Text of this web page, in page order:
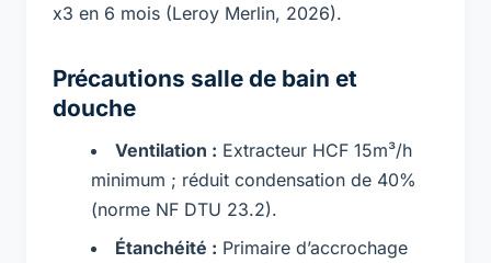
x3 en 6 mois (Leroy Merlin, 2026).
Précautions salle de bain et
douche
Ventilation : Extracteur HCF 15m³/h
minimum ; réduit condensation de 40%
(norme NF DTU 23.2).
Étanchéité : Primaire d’accrochage